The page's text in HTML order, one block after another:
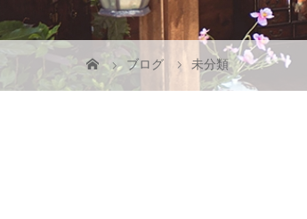
ブログ 未分類